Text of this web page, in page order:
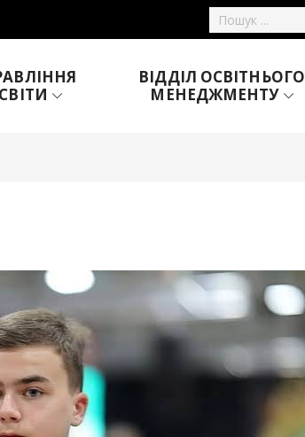
ВІДДІЛ ОСВІТНЬОГО
МЕНЕДЖМЕНТУ